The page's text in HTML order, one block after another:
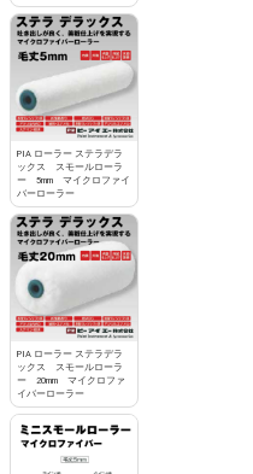
PIA ローラー ステラデラ
ックス スモールローラ
ー 5mm マイクロファイ
バーローラー
PIA ローラー ステラデラ
ックス スモールローラ
ー 20mm マイクロファ
イバーローラー